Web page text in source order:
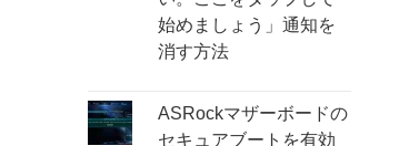
始めましょう」通知を
消す方法
ASRockマザーボードの
セキュアブートを有効